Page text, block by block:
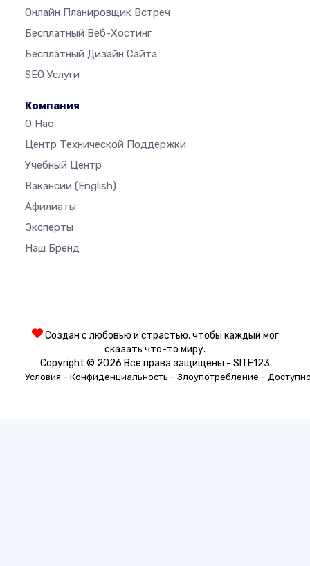
Онлайн Планировщик Встреч
Бесплатный Веб-Хостинг
Бесплатный Дизайн Сайта
SEO Услуги
Компания
О Нас
Центр Технической Поддержки
Учебный Центр
Вакансии (English)
Афилиаты
Эксперты
Наш Бренд
Создан с любовью и страстью, чтобы каждый мог
сказать что-то миру.
Copyright © 2026 Все права защищены - SITE123
Условия - Конфиденциальность - Злоупотребление -